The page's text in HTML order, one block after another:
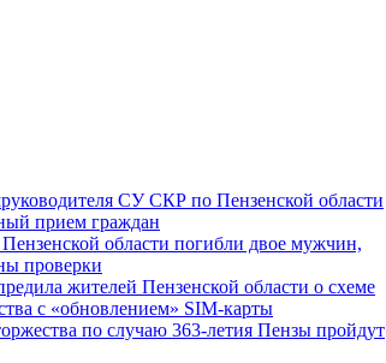
СУ СКР по Пензенской области
прием граждан
области погибли двое мужчин,
проверки
жителей Пензенской области о схеме
c «обновлением» SIM-карты
по случаю 363-летия Пензы пройдут